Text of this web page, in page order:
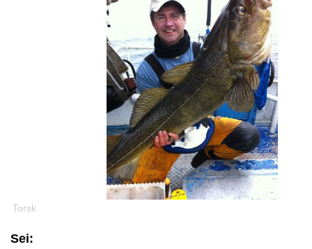
Torsk
Sei: